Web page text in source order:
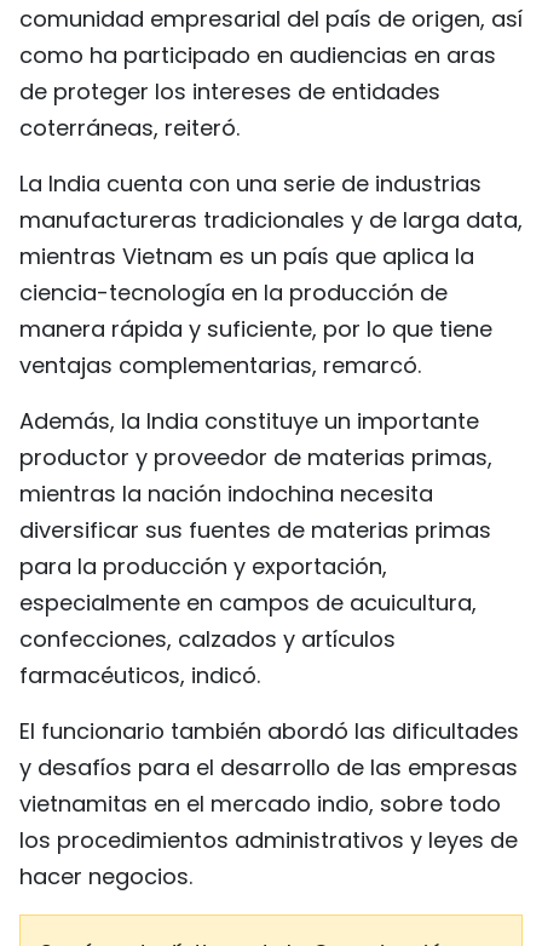
comunidad empresarial del país de origen, así
como ha participado en audiencias en aras
de proteger los intereses de entidades
coterráneas, reiteró.
La India cuenta con una serie de industrias
manufactureras tradicionales y de larga data,
mientras Vietnam es un país que aplica la
ciencia-tecnología en la producción de
manera rápida y suficiente, por lo que tiene
ventajas complementarias, remarcó.
Además, la India constituye un importante
productor y proveedor de materias primas,
mientras la nación indochina necesita
diversificar sus fuentes de materias primas
para la producción y exportación,
especialmente en campos de acuicultura,
confecciones, calzados y artículos
farmacéuticos, indicó.
El funcionario también abordó las dificultades
y desafíos para el desarrollo de las empresas
vietnamitas en el mercado indio, sobre todo
los procedimientos administrativos y leyes de
hacer negocios.